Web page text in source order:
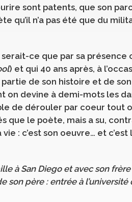
sont patents, que son
qu’il n’a pas été que du
ce que par sa présence
) et qui 40 ans après, à
de son histoire et de
on devine à demi-mots les
de dérouler par coeur tout
que le poète, mais a su,
: c’est son oeuvre… et c’est
à San Diego et avec son
son père : entrée à l’université